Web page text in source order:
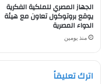
الجهاز المصري للملكية الفكرية
يوقع بروتوكول تعاون مع هيئة
الدواء المصرية
منذ يومين
اترك تعليقاً